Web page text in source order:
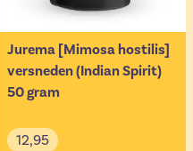
Jurema [Mimosa hostilis]
versneden (Indian Spirit)
50 gram
12,95